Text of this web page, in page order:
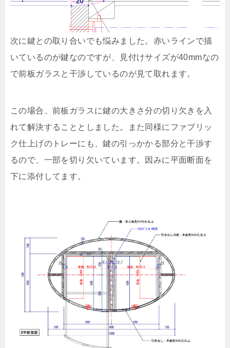
次に鍵との取り合いでも悩みました。赤いラインで描
いているのが鍵なのですが、見付けサイズが40mmなの
で前板ガラスと干渉しているのが見て取れます。
この場合、前板ガラスに鍵の大きさ分の切り欠きを入
れて解決することとしました。また同様にファブリッ
ク仕上げのトレーにも、鍵の引っかかる部分と干渉す
るので、一部を切り欠いています。因みに平面断面を
下に添付してます。